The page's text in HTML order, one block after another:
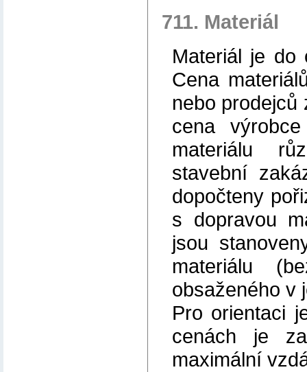
711. Materiál
Materiál je do
Cena
nebo prodejců
cena
materiálu
stavební
dopočteny
s dopravou
jsou
materiálu
obsaženého v
Pro orientaci
cenách je
maximální